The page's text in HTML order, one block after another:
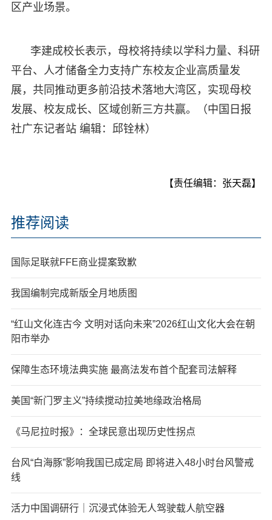
区产业场景。
李建成校长表示，母校将持续以学科力量、科研
平台、人才储备全力支持广东校友企业高质量发
展，共同推动更多前沿技术落地大湾区，实现母校
发展、校友成长、区域创新三方共赢。（中国日报
社广东记者站 编辑：邱铨林）
【责任编辑：张天磊】
推荐阅读
国际足联就FFE商业提案致歉
我国编制完成新版全月地质图
“红山文化连古今 文明对话向未来”2026红山文化大会在朝
阳市举办
保障生态环境法典实施 最高法发布首个配套司法解释
美国“新门罗主义”持续搅动拉美地缘政治格局
《马尼拉时报》：全球民意出现历史性拐点
台风“白海豚”影响我国已成定局 即将进入48小时台风警戒
线
活力中国调研行｜沉浸式体验无人驾驶载人航空器